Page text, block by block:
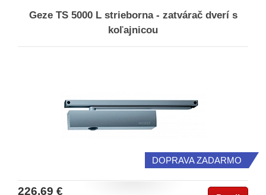
Geze TS 5000 L strieborna - zatvárač dverí s
koľajnicou
DOPRAVA ZADARMO
226,69 €